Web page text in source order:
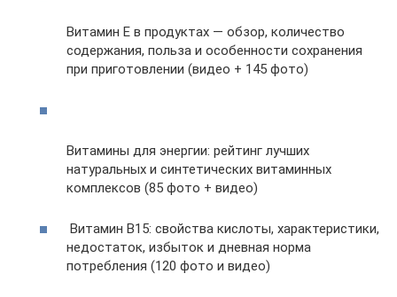
Витамин Е в продуктах — обзор, количество
содержания, польза и особенности сохранения
при приготовлении (видео + 145 фото)
Витамины для энергии: рейтинг лучших
натуральных и синтетических витаминных
комплексов (85 фото + видео)
Витамин B15: свойства кислоты, характеристики,
недостаток, избыток и дневная норма
потребления (120 фото и видео)